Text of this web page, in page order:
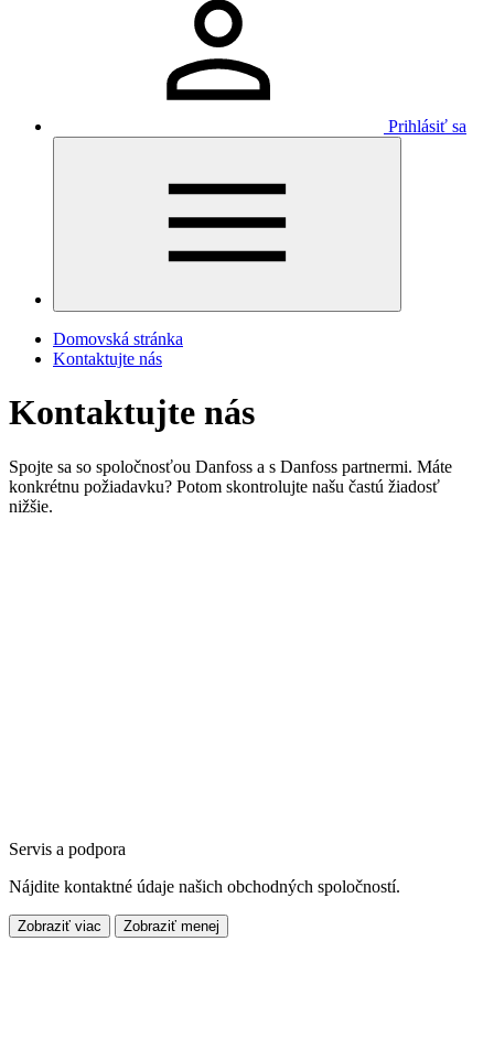
Prihlásiť sa
Domovská stránka
Kontaktujte nás
Kontaktujte nás
Spojte sa so spoločnosťou Danfoss a s Danfoss partnermi. Máte
konkrétnu požiadavku? Potom skontrolujte našu častú žiadosť
nižšie.
Servis a podpora
Nájdite kontaktné údaje našich obchodných spoločností.
Zobraziť viac Zobraziť menej